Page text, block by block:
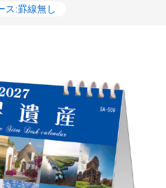
ス:罫線無し